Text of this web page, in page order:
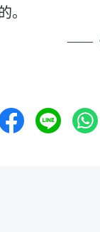
。
——《